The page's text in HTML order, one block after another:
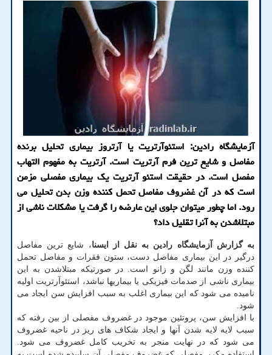
آزمایشگاه رادین: استئوآرتریت یا آرتروز بیماری تحلیل برنده
مفاصل و شایع ترین فرم آرتریت است. آرتریت به مفهوم التهاب
مفصل است. در حقیقت استئو آرتریت یک بیماری مفصلی مزمن
است که در آن غضروف مفاصل تحمل کننده وزن بدن تحلیل می
رود. اما چطور میتوان جلوی این عارضه را گرفت یا مشکلات ناشی از
مبتلاشدن به آنرا تقلیل داد؟
به گزارش آزمایشگاه رادین به نقل از ایسنا، شایع ترین مفاصل
درگیر در این بیماری مفاصل دست، ستون فقرات و مفاصل تحمل
کننده وزن مانند لگن و زانو است. در صورتیکه مبتلاشدن به این
بیماری ناشی از صدمات فیزیکی یا بیماریها نباشد، استئوآرتریت اولیه
نامیده می شود که این بیماری اغلب به سبب افزایش سن ایجاد می
شود.
با افزایش سن، پروتئین موجود در غضروف مفصلی از بین رفته که
سبب لایه لایه شدن آنها و ایجاد شکاف های ریز در ناحیه غضروف
می شود که در نهایت منجر به تخریب کامل غضروف می شود.